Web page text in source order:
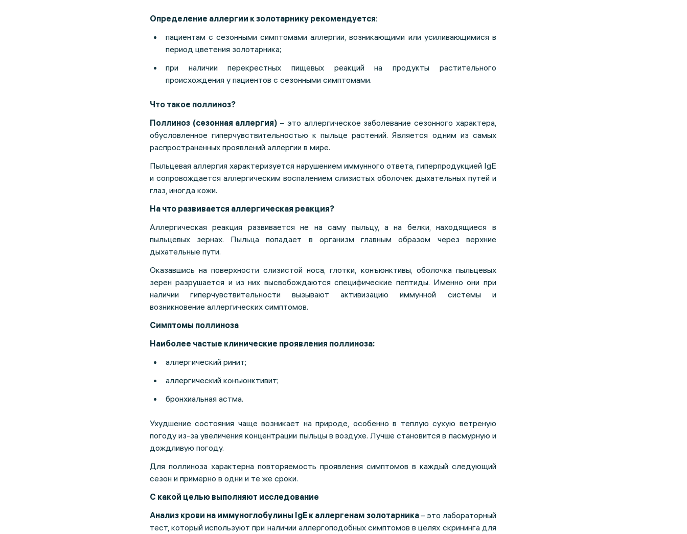
Определение аллергии к золотарнику рекомендуется:
пациентам с сезонными симптомами аллергии, возникающими или усиливающимися в
период цветения золотарника;
при наличии перекрестных пищевых реакций на продукты растительного
происхождения у пациентов с сезонными симптомами.
Что такое поллиноз?
Поллиноз (сезонная аллергия) – это аллергическое заболевание сезонного характера,
обусловленное гиперчувствительностью к пыльце растений. Является одним из самых
распространенных проявлений аллергии в мире.
Пыльцевая аллергия характеризуется нарушением иммунного ответа, гиперпродукцией IgE
и сопровождается аллергическим воспалением слизистых оболочек дыхательных путей и
глаз, иногда кожи.
На что развивается аллергическая реакция?
Аллергическая реакция развивается не на саму пыльцу, а на белки, находящиеся в
пыльцевых зернах. Пыльца попадает в организм главным образом через верхние
дыхательные пути.
Оказавшись на поверхности слизистой носа, глотки, конъюнктивы, оболочка пыльцевых
зерен разрушается и из них высвобождаются специфические пептиды. Именно они при
наличии гиперчувствительности вызывают активизацию иммунной системы и
возникновение аллергических симптомов.
Симптомы поллиноза
Наиболее частые клинические проявления поллиноза:
аллергический ринит;
аллергический конъюнктивит;
бронхиальная астма.
Ухудшение состояния чаще возникает на природе, особенно в теплую сухую ветреную
погоду из-за увеличения концентрации пыльцы в воздухе. Лучше становится в пасмурную и
дождливую погоду.
Для поллиноза характерна повторяемость проявления симптомов в каждый следующий
сезон и примерно в одни и те же сроки.
С какой целью выполняют исследование
Анализ крови на иммуноглобулины IgE к аллергенам золотарника– это лабораторный
тест, который используют при наличии аллергоподобных симптомов в целях скрининга для